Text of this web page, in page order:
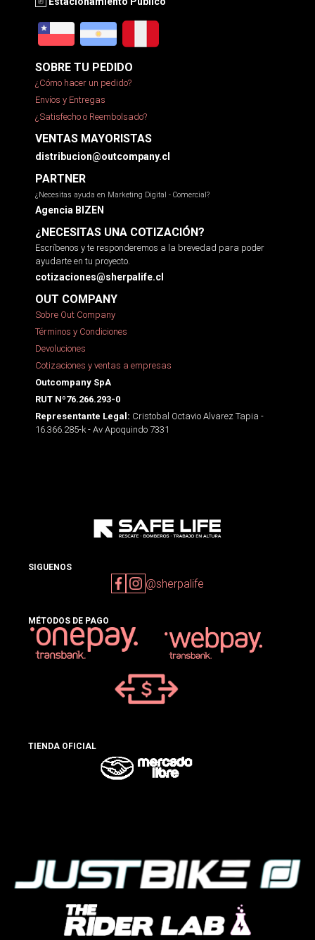
SOBRE TU PEDIDO
¿Cómo hacer un pedido?
Envíos y Entregas
¿Satisfecho o Reembolsado?
VENTAS MAYORISTAS
distribucion@outcompany.cl
PARTNER
¿Necesitas ayuda en Marketing Digital - Comercial?
Agencia BIZEN
¿NECESITAS UNA COTIZACIÓN?
Escríbenos y te responderemos a la brevedad para poder
ayudarte en tu proyecto.
cotizaciones@sherpalife.cl
OUT COMPANY
Sobre Out Company
Términos y Condiciones
Devoluciones
Cotizaciones y ventas a empresas
Outcompany SpA
RUT Nº76.266.293-0
Representante Legal: Cristobal Octavio Alvarez Tapia -
16.366.285-k - Av Apoquindo 7331
SIGUENOS
@sherpalife
MÉTODOS DE PAGO
TIENDA OFICIAL